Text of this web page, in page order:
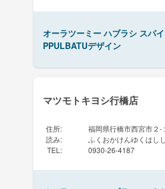
オーラツーミー ハブラシ スパ
PPULBATUデザイン
マツモトキヨシ行橋店
住所:
福岡県行橋市西宮市２-
読み:
ふくおかけんゆくはしし
TEL : 0930-26-4187